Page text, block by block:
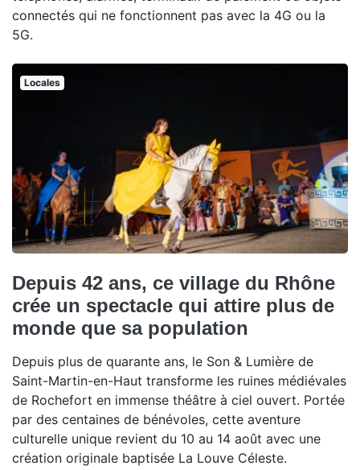
connectés qui ne fonctionnent pas avec la 4G ou la
5G.
Locales
Depuis 42 ans, ce village du Rhône
crée un spectacle qui attire plus de
monde que sa population
Depuis plus de quarante ans, le Son & Lumière de
Saint-Martin-en-Haut transforme les ruines médiévales
de Rochefort en immense théâtre à ciel ouvert. Portée
par des centaines de bénévoles, cette aventure
culturelle unique revient du 10 au 14 août avec une
création originale baptisée La Louve Céleste.